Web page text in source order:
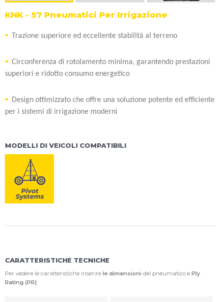
KNK - 57 Pneumatici Per Irrigazione
Trazione superiore ed eccellente stabilità al terreno
Circonferenza di rotolamento minima, garantendo prestazioni
superiori e ridotto consumo energetico
Design ottimizzato che offre una soluzione potente ed efficiente
per i sistemi di irrigazione moderni
MODELLI DI VEICOLI COMPATIBILI
CARATTERISTICHE TECNICHE
Per vedere le caratteristiche inserire le dimensioni del pneumatico e Ply
Rating (PR).